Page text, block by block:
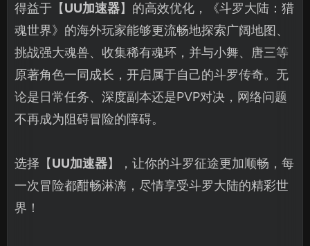
得益于【UU加速器】的高效优化，《斗罗大陆：猎
魂世界》的海外玩家能够更流畅地探索广阔地图、
挑战强大魂兽、收集稀有魂环，并与小舞、唐三等
原著角色一同成长，开启属于自己的斗罗传奇。无
论是日常任务、深度副本还是PVP对决，网络问题
不再成为阻碍冒险的障碍。
选择【UU加速器】，让你的斗罗征途更加顺畅，每
一次冒险都酣畅淋漓，尽情享受斗罗大陆的精彩世
界！